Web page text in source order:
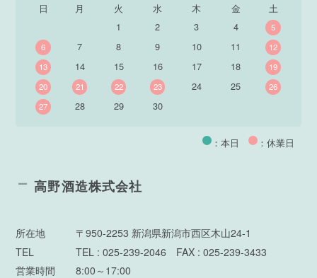
日 月 火 水 木 金
土
1
2 3 4
5
6
7 8 9 10 11
12
13
14 15 16 17 18
19
20
21 22 23 24 25
26
27
28 29 30
：本日 ：休業日
高野酒造株式会社
所在地
〒950-2253 新潟県新潟市西区木山24-1
TEL
TEL : 025-239-2046 FAX : 025-239-3433
営業時間
8:00～17:00